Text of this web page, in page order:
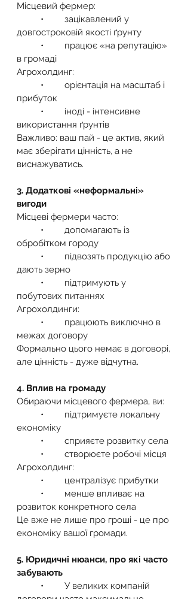
Місцевий фермер:
довгостроковій якості ґрунту
в громаді
Агрохолдинг:
прибуток
використання ґрунтів
Важливо: ваш пай - це актив, який
має зберігати цінність, а не
виснажуватись.
3. Додаткові «неформальні»
вигоди
Місцеві фермери часто:
обробітком городу
дають зерно
побутових питаннях
Агрохолдинги:
межах договору
Формально цього немає в договорі,
але цінність - дуже відчутна.
4. Вплив на громаду
Обираючи місцевого фермера, ви:
економіку
	•	сприяєте розвитку села
	•	створюєте робочі місця
Агрохолдинг:
	•	централізує прибутки
розвиток конкретного села
Це вже не лише про гроші - це про
економіку вашої громади.
5. Юридичні нюанси, про які часто
забувають